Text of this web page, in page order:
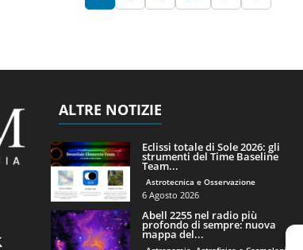
ALTRE NOTIZIE
Eclissi totale di Sole 2026: gli
strumenti del Time Baseline
Team...
Astrotecnica e Osservazione
6 Agosto 2026
Abell 2255 nel radio più
profondo di sempre: nuova
mappa del...